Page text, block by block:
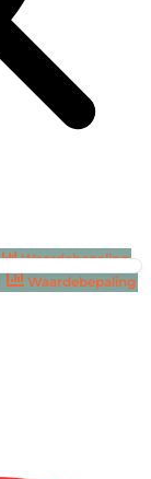
Waardebepaling
Waardebepaling